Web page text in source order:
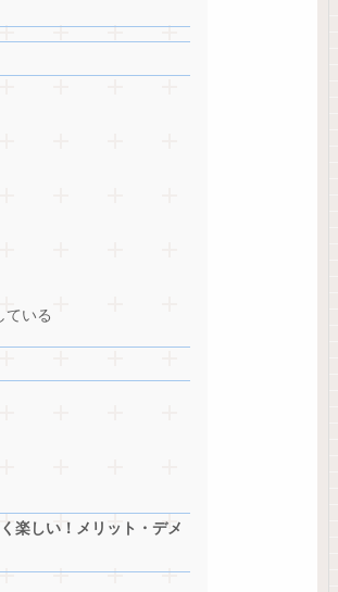
ている
楽しい！メリット・デメ